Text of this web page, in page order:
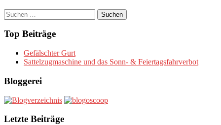
Suchen
nach:
Top Beiträge
Gefälschter Gurt
Sattelzugmaschine und das Sonn- & Feiertagsfahrverbot
Bloggerei
Letzte Beiträge